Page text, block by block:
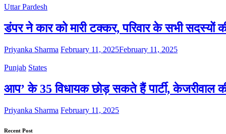
Uttar Pardesh
डंपर ने कार को मारी टक्कर, परिवार के सभी सदस्यों
Priyanka Sharma February 11, 2025February 11, 2025
Punjab States
आप’ के 35 विधायक छोड़ सकते हैं पार्टी, केजरीवाल
Priyanka Sharma February 11, 2025
Recent Post